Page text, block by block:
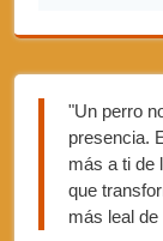
"Un perro
presencia.
más a ti de
que
más leal